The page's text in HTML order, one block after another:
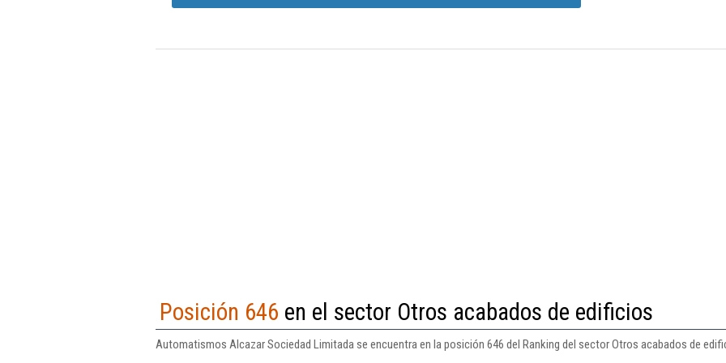
Posición 646 en el sector Otros acabados de edificios
Automatismos Alcazar Sociedad Limitada se encuentra en la posición 646 del Ranking del sector Otros acabados de